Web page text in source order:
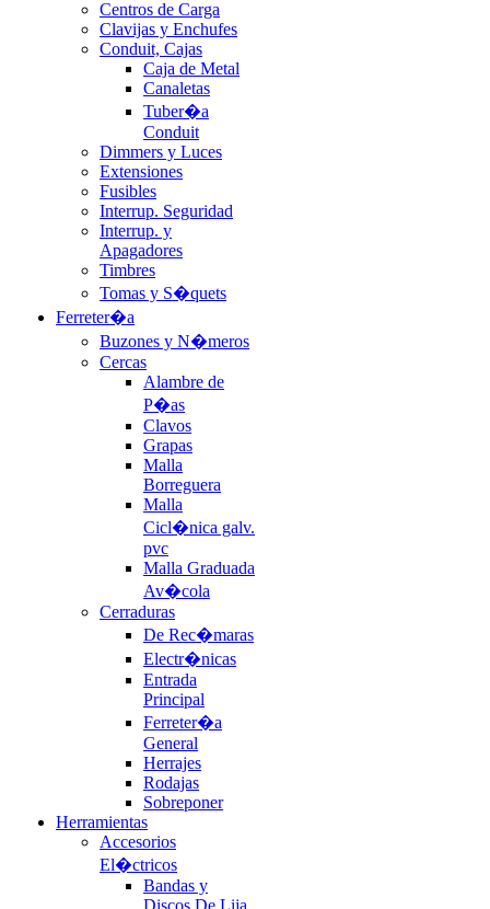
Centros de Carga
Clavijas y Enchufes
Conduit, Cajas
Caja de Metal
Canaletas
Tuber�a
Conduit
Dimmers y Luces
Extensiones
Fusibles
Interrup. Seguridad
Interrup. y
Apagadores
Timbres
Tomas y S�quets
Ferreter�a
Buzones y N�meros
Cercas
Alambre de
P�as
Clavos
Grapas
Malla
Borreguera
Malla
Cicl�nica galv.
pvc
Malla Graduada
Av�cola
Cerraduras
De Rec�maras
Electr�nicas
Entrada
Principal
Ferreter�a
General
Herrajes
Rodajas
Sobreponer
Herramientas
Accesorios
El�ctricos
Bandas y
Discos De Lija